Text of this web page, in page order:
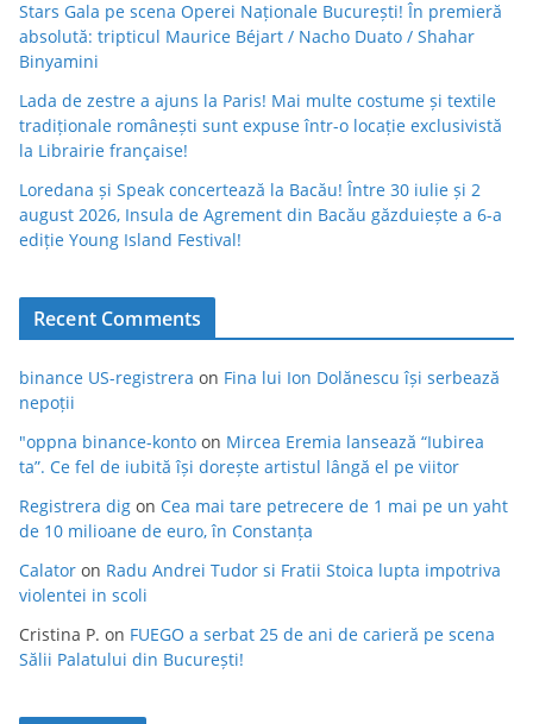
Stars Gala pe scena Operei Naționale București! În premieră
absolută: tripticul Maurice Béjart / Nacho Duato / Shahar
Binyamini
Lada de zestre a ajuns la Paris! Mai multe costume și textile
tradiționale românești sunt expuse într-o locație exclusivistă
la Librairie française!
Loredana și Speak concertează la Bacău! Între 30 iulie și 2
august 2026, Insula de Agrement din Bacău găzduiește a 6-a
ediție Young Island Festival!
Recent Comments
binance US-registrera on Fina lui Ion Dolănescu își serbează
nepoții
"oppna binance-konto on Mircea Eremia lansează “Iubirea
ta”. Ce fel de iubită își dorește artistul lângă el pe viitor
Registrera dig on Cea mai tare petrecere de 1 mai pe un yaht
de 10 milioane de euro, în Constanța
Calator on Radu Andrei Tudor si Fratii Stoica lupta impotriva
violentei in scoli
Cristina P. on FUEGO a serbat 25 de ani de carieră pe scena
Sălii Palatului din București!